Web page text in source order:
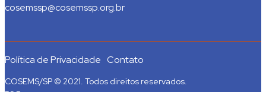
cosemssp@cosemssp.org.br
Política de Privacidade Contato
COSEMS/SP © 2021. Todos direitos reservados.